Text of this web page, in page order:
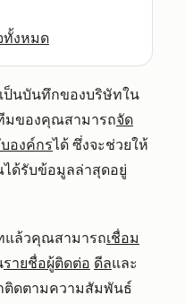
ทั้งหมด
นบันทึกของบริษัทใน
มของคุณสามารถจัด
องค์กรได้ ซึ่งจะช่วยให้
ด้รับข้อมูลล่าสุดอยู่
แล้วคุณสามารถเชื่อม
รายชื่อผู้ติดต่อ ดีลและ
ติดตามความสัมพันธ์